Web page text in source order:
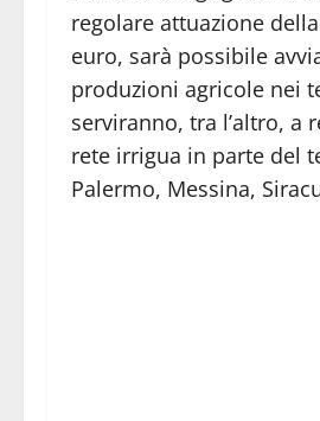
regolare attuazione
euro, sarà possibile
produzioni agricole nei
serviranno, tra l’altro,
rete irrigua in parte del
Palermo, Messina,